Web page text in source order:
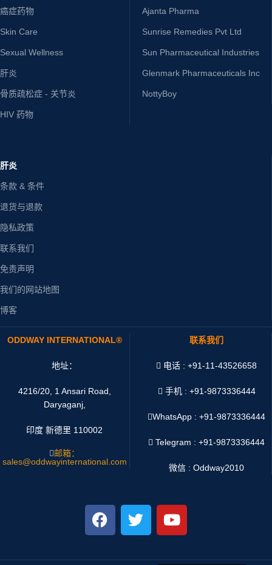
癌症药物
Skin Care
Sexual Wellness
肝炎
骨质疏松症 - 关节炎
HIV 药物
Ajanta Pharma
Sunrise Remedies Pvt Ltd
Sun Pharmaceutical Industries
Glenmark Pharmaceuticals Inc
NottyBoy
肝炎
条款 & 条件
退货与退款
隐私政策
联系我们
免责声明
我们的网站地图
博客
ODDWAY INTERNATIONAL®
地址：
4216/20, 1 Ansari Road,
Daryaganj,
印度 新德里 110002
邮箱：
sales@oddwayinternational.com
联系我们
电话 : +91-11-43526658
手机 : +91-9873336444
WhatsApp :+91-9873336444
Telegram : +91-9873336444
微信 : Oddway2010